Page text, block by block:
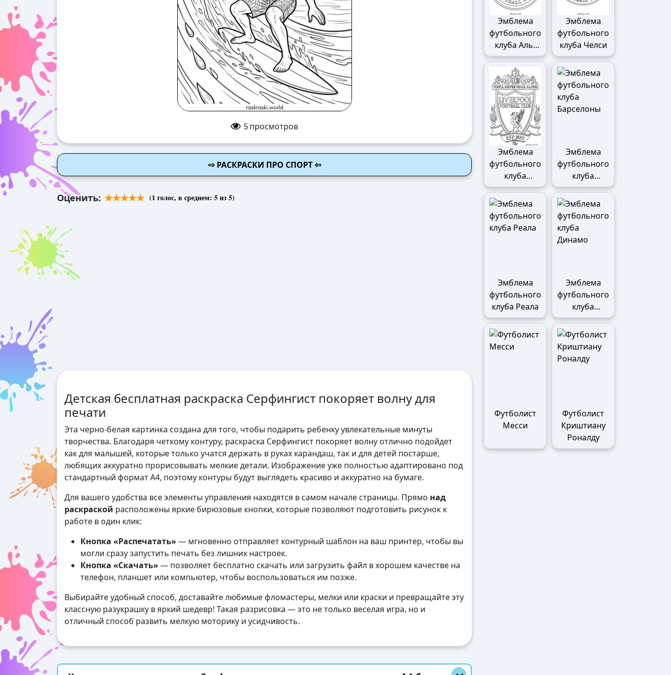
5просмотров
⇨ РАСКРАСКИ ПРО СПОРТ ⇦
Оценить: (1 голос, в среднем: 5из 5)
Детская бесплатная раскраска Серфингист покоряет волну для
печати
Эта черно-белая картинка создана для того, чтобы подарить ребенку увлекательные минуты
творчества. Благодаря четкому контуру, раскраска Серфингист покоряет волну отлично подойдет
как для малышей, которые только учатся держать в руках карандаш, так и для детей постарше,
любящих аккуратно прорисовывать мелкие детали. Изображение уже полностью адаптировано под
стандартный формат А4, поэтому контуры будут выглядеть красиво и аккуратно на бумаге.
Для вашего удобства все элементы управления находятся в самом начале страницы. Прямо над
раскраской расположены яркие бирюзовые кнопки, которые позволяют подготовить рисунок к
работе в один клик:
Кнопка «Распечатать» — мгновенно отправляет контурный шаблон на ваш принтер, чтобы вы
могли сразу запустить печать без лишних настроек.
Кнопка «Скачать» — позволяет бесплатно скачать или загрузить файл в хорошем качестве на
телефон, планшет или компьютер, чтобы воспользоваться им позже.
Выбирайте удобный способ, доставайте любимые фломастеры, мелки или краски и превращайте эту
классную разукрашку в яркий шедевр! Такая разрисовка — это не только веселая игра, но и
отличный способ развить мелкую моторику и усидчивость.
Эмблема
футбольного
клуба Аль-
Наср
Эмблема
футбольного
клуба Челси
Эмблема
футбольного
клуба
Ливерпуля
Эмблема
футбольного
клуба
Барселоны
Эмблема
футбольного
клуба Реала
Эмблема
футбольного
клуба
Динамо
Футболист
Месси
Футболист
Криштиану
Роналду